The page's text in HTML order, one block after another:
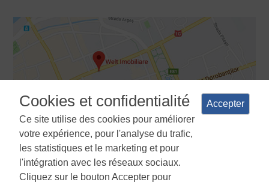
Cookies et confidentialité
Ce site utilise des cookies pour améliorer
votre expérience, pour l'analyse du trafic,
les statistiques et le marketing et pour
l'intégration avec les réseaux sociaux.
Cliquez sur le bouton Accepter pour
Accepter